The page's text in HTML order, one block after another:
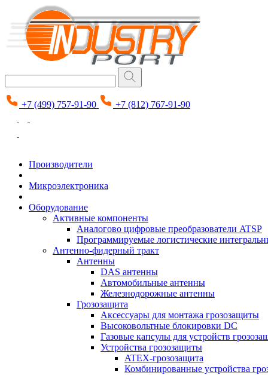
+7 (499) 757-91-90 +7 (812) 767-91-90
Производители
Микроэлектроника
Оборудование
Активные компоненты
Аналогово цифровые преобразователи ATSP
Программируемые логистические
Антенно-фидерный тракт
Антенны
DAS антенны
Автомобильные антенны
Железнодорожные антенны
Грозозащита
Аксессуары для монтажа грозозащиты
Высоковольтные блокировки DC
Газовые капсулы для устройств
Устройства грозозащиты
ATEX-грозозащита
Комбинированные устройства